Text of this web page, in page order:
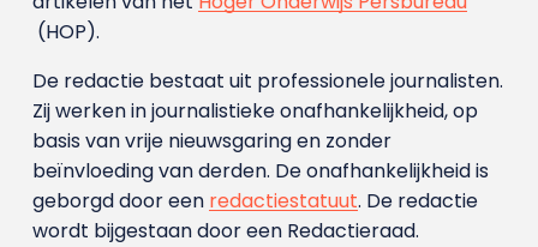
(HOP).
De redactie bestaat uit professionele journalisten.
Zij werken in journalistieke onafhankelijkheid, op
basis van vrije nieuwsgaring en zonder
beïnvloeding van derden. De onafhankelijkheid is
geborgd door een redactiestatuut. De redactie
wordt bijgestaan door een Redactieraad.